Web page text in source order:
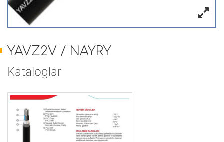
YAVZ2V / NAYRY
Kataloglar